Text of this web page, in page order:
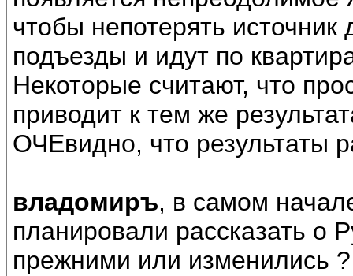
чтобы непотерять
подъезды и идут по
Некоторые считают, что
приводит к тем же
ОЧЕвидно, что результаты
владомиръ, в самом
планировали рассказать о
прежними или изменились ?